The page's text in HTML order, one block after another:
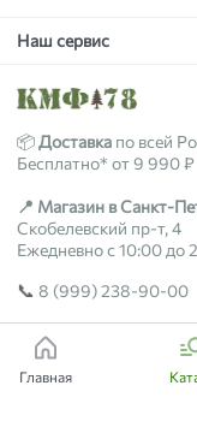
Наш сервис
📦Доставка по всей
Бесплатно* от 9 990 ₽
📍 Магазин в Санкт-
Скобелевский пр-т, 4
Ежедневно с 10:00 до
📞 8 (999) 238-90-00
2018-2026 © kmf78.ru
Главная